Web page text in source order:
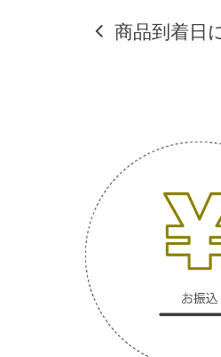
商品到着日